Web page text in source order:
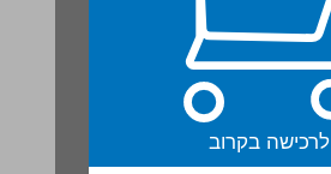
לרכישה בקרוב